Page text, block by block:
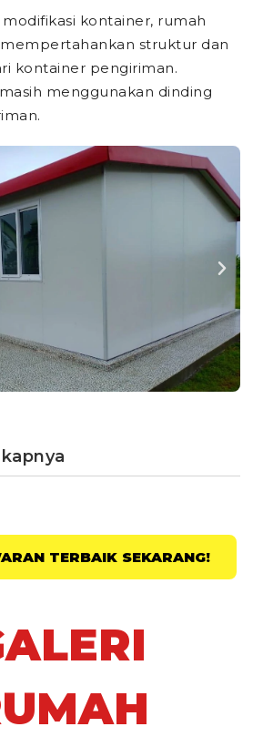
kontainer, rumah
struktur dan
kontainer pengiriman.
menggunakan dinding
TERBAIK SEKARANG!